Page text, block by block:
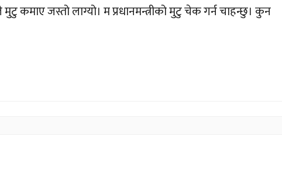
कमाए जस्तो लाग्यो। म प्रधानमन्त्रीको मुटु चेक गर्न चाहन्छु। कुन